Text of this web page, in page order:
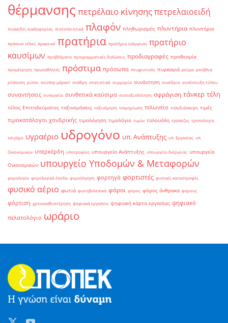
θέρμανσης πετρέλαιο κίνησηςπετρελαιοειδή
πινακίδες κυκλοφορίας πιστοποιητικά πλαφόν πληθωρισμός πλυντήρια πλυντήριο
πράσινο τέλος πρακτικό πρατήρια πρατήριο ενέργειας πρατήριο
καυσίμων προβλήματα προγραμματικές δηλώσεις προδιαγραφές προθεσμία
προμέτρηση πρωταθλητές πρόστιμα πρόσωπα πτωχευτικός πυρκαγιά ρεύμα ρούβλια
ρύπανση ρύποι σούπερ μάρκετ στάθμη στατιστικά συμμορία συνάντηση συνέδριο συνέντευξη τύπου
συναντήσεις συνεργεία συνθετικά καύσιμα συνταξιοδότηση σφράγιση τάνκερ τέλη
τέλος Επιτηδεύματος ταξινομήσεις ταξινόμηση τεκμηρίωση τελωνείο τηλεδιάσκεψη τιμές
τιμοκατάλογοι χονδρικής τιμολόγηση τιμολόγιο τιμών τολουόλη τράπεζες τροπολογία
τσιγάρο υγραέριο υδρογόνο υπ. Ανάπτυξης υπ. Εργασίας υπ.
Οικονομικών υπερκέρδη υποτροφίες υπουργείο Ανάπτυξης υπουργείο Ενέργειας υπουργείο
Οικονομικών υπουργείο Υποδομών & Μεταφορών
φορολογία φορολογικά έσοδα φορολόγηση φορτηγά φορτιστές φυσικές καταστροφές
φυσικό αέριο φωτιά φωτοβολταϊκά φόροι φόρος φόρος άνθρακα φόρους
φόρτιση χρονοκαθυστέρηση ψηφιακά εργαλεία ψηφιακή κάρτα εργασίας ψηφιακό
πελατολόγιο ωράριο